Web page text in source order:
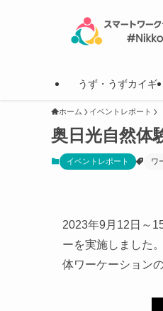
うず・うずカイギ
ホーム イベントレポート
奥日光自然体
イベントレポート ワ
2023年9月12日～
ーを実施しました
体ワーケーション